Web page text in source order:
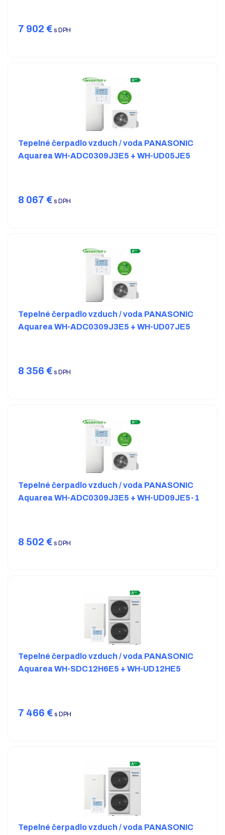
7 902 € s DPH
Tepelné čerpadlo vzduch / voda PANASONIC
Aquarea WH-ADC0309J3E5 + WH-UD05JE5
8 067 € s DPH
Tepelné čerpadlo vzduch / voda PANASONIC
Aquarea WH-ADC0309J3E5 + WH-UD07JE5
8 356 € s DPH
Tepelné čerpadlo vzduch / voda PANASONIC
Aquarea WH-ADC0309J3E5 + WH-UD09JE5-1
8 502 € s DPH
Tepelné čerpadlo vzduch / voda PANASONIC
Aquarea WH-SDC12H6E5 + WH-UD12HE5
7 466 € s DPH
Tepelné čerpadlo vzduch / voda PANASONIC